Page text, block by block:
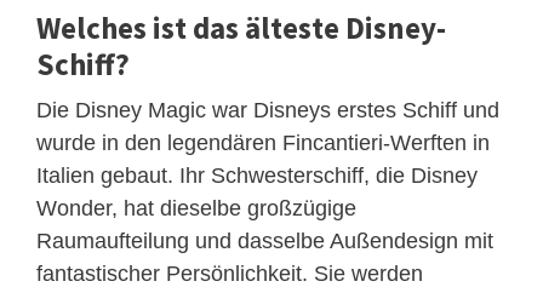
Welches ist das älteste Disney-
Schiff?
Die Disney Magic war Disneys erstes Schiff und
wurde in den legendären Fincantieri-Werften in
Italien gebaut. Ihr Schwesterschiff, die Disney
Wonder, hat dieselbe großzügige
Raumaufteilung und dasselbe Außendesign mit
fantastischer Persönlichkeit. Sie werden